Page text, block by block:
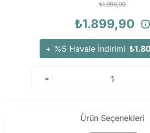
₺1.999,90
₺1.899,90
+ %5 Havale İndirimi
Ürün Seçenekleri